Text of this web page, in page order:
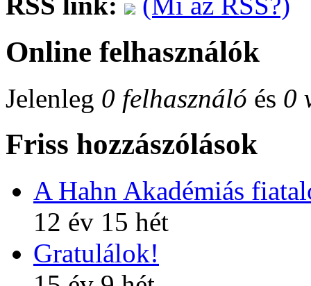
Online felhasználók
Jelenleg 0 felhasználó és 0
Friss hozzászólások
A Hahn Akadémiás
12 év 15 hét
Gratulálok!